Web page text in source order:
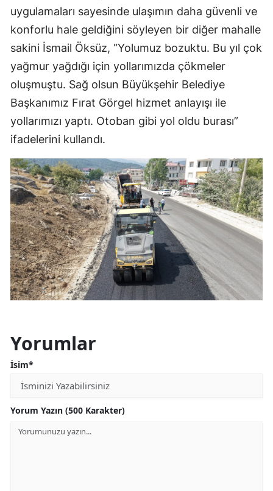
uygulamaları sayesinde ulaşımın daha güvenli ve
konforlu hale geldiğini söyleyen bir diğer mahalle
sakini İsmail Öksüz, “Yolumuz bozuktu. Bu yıl çok
yağmur yağdığı için yollarımızda çökmeler
oluşmuştu. Sağ olsun Büyükşehir Belediye
Başkanımız Fırat Görgel hizmet anlayışı ile
yollarımızı yaptı. Otoban gibi yol oldu burası”
ifadelerini kullandı.
Yorumlar
İsim*
Yorum Yazın (500 Karakter)